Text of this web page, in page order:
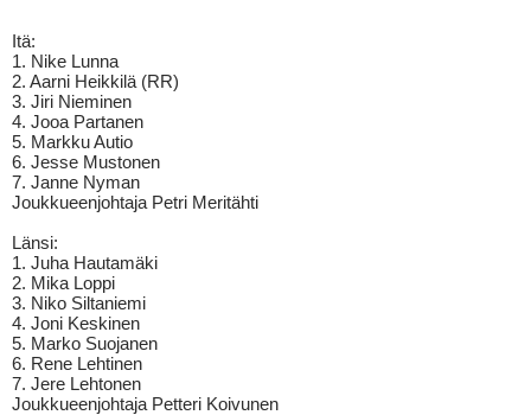
Itä:
1. Nike Lunna
2. Aarni Heikkilä (RR)
3. Jiri Nieminen
4. Jooa Partanen
5. Markku Autio
6. Jesse Mustonen
7. Janne Nyman
Joukkueenjohtaja Petri Meritähti
Länsi:
1. Juha Hautamäki
2. Mika Loppi
3. Niko Siltaniemi
4. Joni Keskinen
5. Marko Suojanen
6. Rene Lehtinen
7. Jere Lehtonen
Joukkueenjohtaja Petteri Koivunen